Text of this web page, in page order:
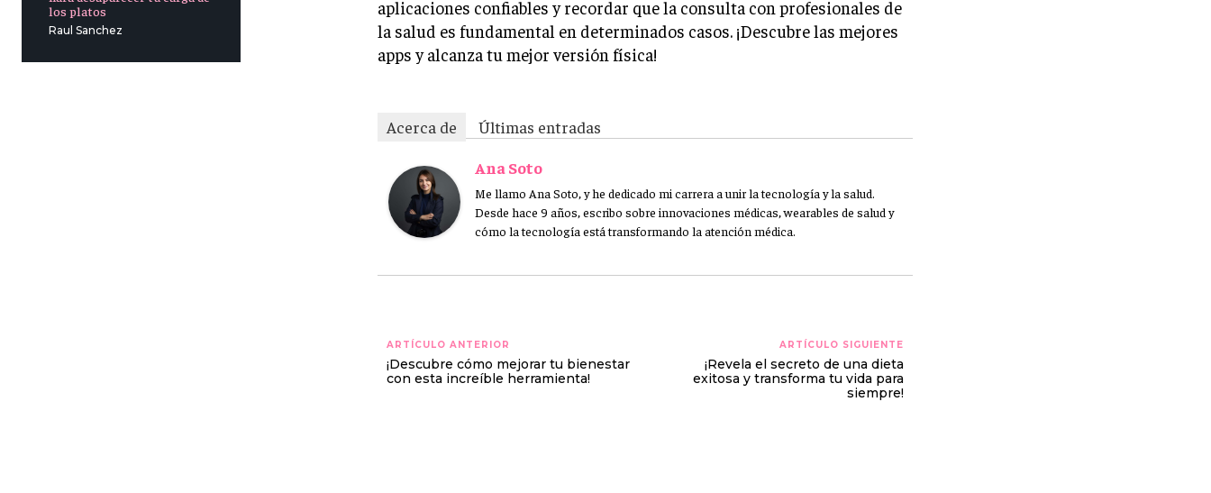
los platos
Raul Sanchez
aplicaciones confiables y recordar que la consulta con profesionales de
la salud es fundamental en determinados casos. ¡Descubre las mejores
apps y alcanza tu mejor versión física!
Acerca de
Últimas entradas
Ana Soto
Me llamo Ana Soto, y he dedicado mi carrera a unir la tecnología y la salud.
Desde hace 9 años, escribo sobre innovaciones médicas, wearables de salud y
cómo la tecnología está transformando la atención médica.
ARTÍCULO ANTERIOR
¡Descubre cómo mejorar tu bienestar
con esta increíble herramienta!
ARTÍCULO SIGUIENTE
¡Revela el secreto de una dieta
exitosa y transforma tu vida para
siempre!